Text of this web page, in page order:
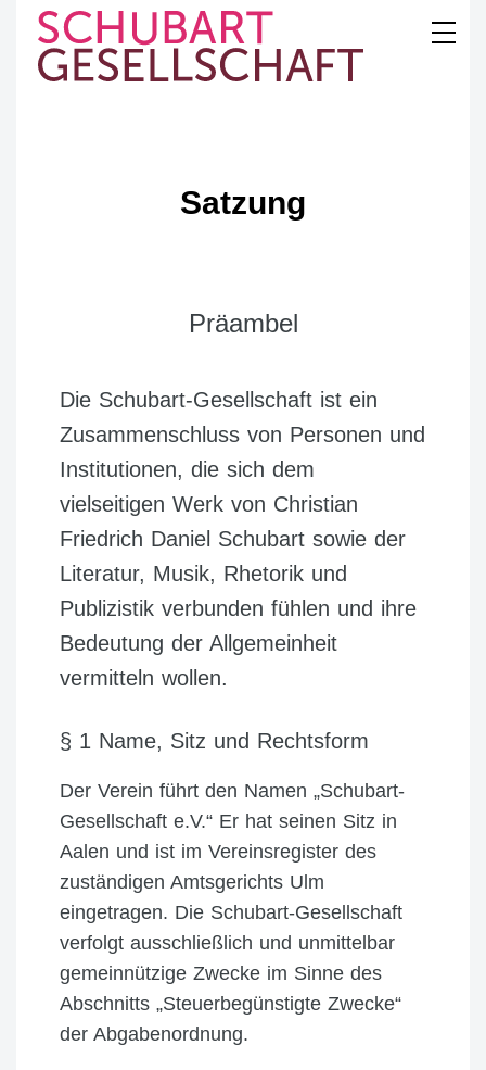
content
GESELLSCHAFT
Satzung
Präambel
Die Schubart-Gesellschaft ist ein
Zusammenschluss von Personen und
Institutionen, die sich dem
vielseitigen Werk von Christian
Friedrich Daniel Schubart sowie der
Literatur, Musik, Rhetorik und
Publizistik verbunden fühlen und ihre
Bedeutung der Allgemeinheit
vermitteln wollen.
§ 1 Name, Sitz und Rechtsform
Der Verein führt den Namen „Schubart-
Gesellschaft e.V.“ Er hat seinen Sitz in
Aalen und ist im Vereinsregister des
zuständigen Amtsgerichts Ulm
eingetragen. Die Schubart-Gesellschaft
verfolgt ausschließlich und unmittelbar
gemeinnützige Zwecke im Sinne des
Abschnitts „Steuerbegünstigte Zwecke“
der Abgabenordnung.